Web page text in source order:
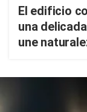
El edificio
una
une